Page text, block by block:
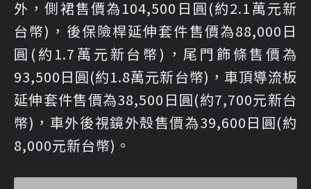
外，側裙售價為104,500日圓(約2.1萬元新
台幣)，後保險桿延伸套件售價為88,000日
圓(約1.7萬元新台幣)，尾門飾條售價為
93,500日圓(約1.8萬元新台幣)，車頂導流板
延伸套件售價為38,500日圓(約7,700元新台
幣)，車外後視鏡外殼售價為39,600日圓(約
8,000元新台幣)。